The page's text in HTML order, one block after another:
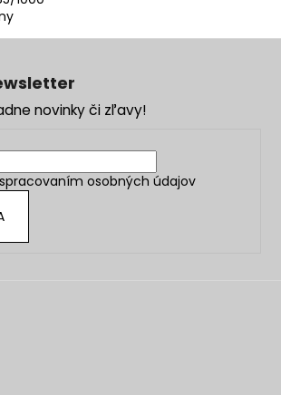
novinky či zľavy!
spracovaním osobných údajov